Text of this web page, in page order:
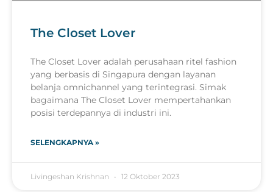
The Closet Lover
The Closet Lover adalah perusahaan ritel fashion
yang berbasis di Singapura dengan layanan
belanja omnichannel yang terintegrasi. Simak
bagaimana The Closet Lover mempertahankan
posisi terdepannya di industri ini.
SELENGKAPNYA »
Livingeshan Krishnan 12 Oktober 2023